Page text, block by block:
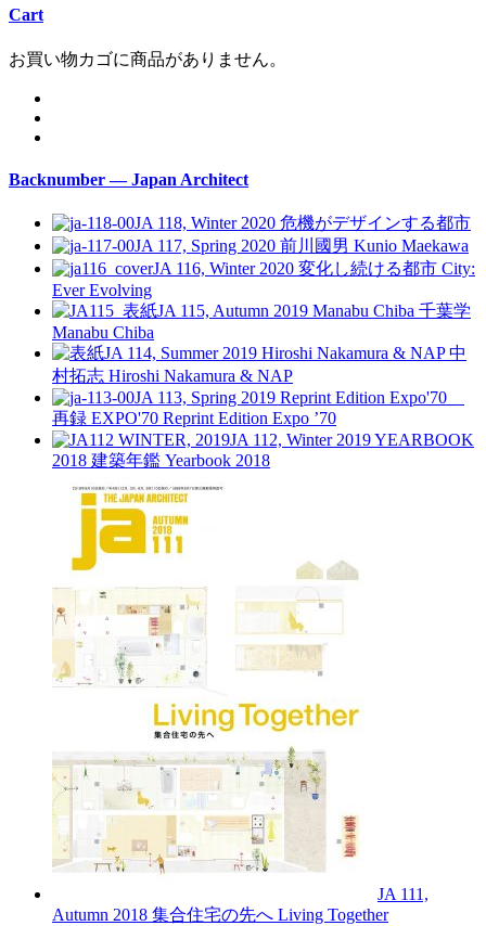
Cart
お買い物カゴに商品がありません。
Backnumber — Japan Architect
JA 118, Winter 2020 危機がデザインする都市
JA 117, Spring 2020 前川國男 Kunio Maekawa
JA 116, Winter 2020 変化し続ける都市 City:
Ever Evolving
JA 115, Autumn 2019 Manabu Chiba 千葉学
Manabu Chiba
JA 114, Summer 2019 Hiroshi Nakamura & NAP 中
村拓志 Hiroshi Nakamura & NAP
JA 113, Spring 2019 Reprint Edition Expo'70
再録 EXPO'70 Reprint Edition Expo ’70
JA 112, Winter 2019YEARBOOK
2018 建築年鑑 Yearbook 2018
JA 111,
Autumn 2018 集合住宅の先へ Living Together